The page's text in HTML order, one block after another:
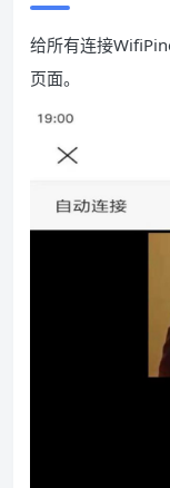
给所有连接
页面。